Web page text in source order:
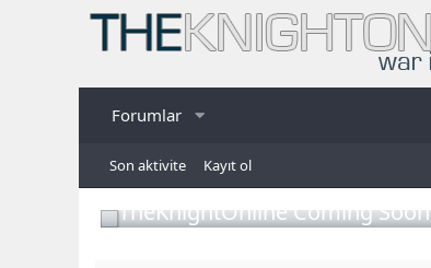
Forumlar
Son aktivite Kayıt ol
TheKnightOnline Coming Soon